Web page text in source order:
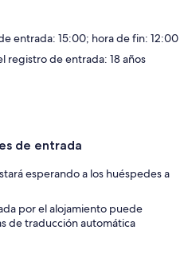
entrada: 15:00; hora de fin: 12:00
registro de entrada: 18 años
de entrada
esperando a los huéspedes a
por el alojamiento puede
de traducción automática